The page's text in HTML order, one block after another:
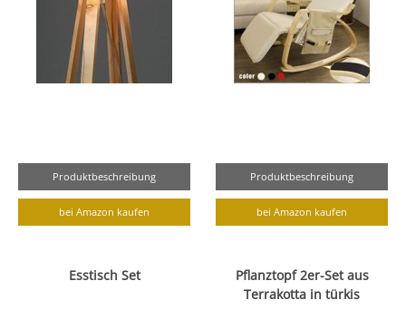
Produktbeschreibung
bei Amazon kaufen
Produktbeschreibung
bei Amazon kaufen
Esstisch Set
Pflanztopf 2er-Set aus
Terrakotta in türkis